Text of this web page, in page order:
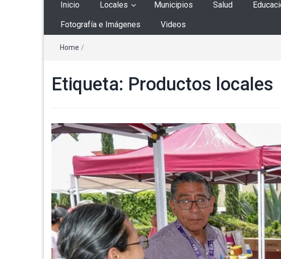
Inicio Locales Municipios Salud
Fotografía e Imágenes Videos
Home /
Etiqueta: Productos locales